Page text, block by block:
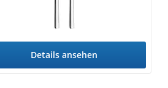
Details ansehen